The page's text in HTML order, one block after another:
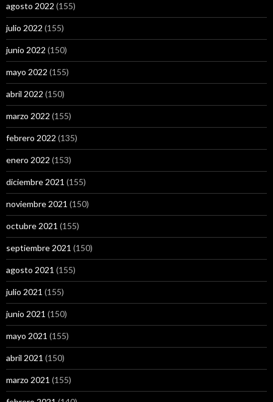
agosto 2022 (155)
julio 2022 (155)
junio 2022 (150)
mayo 2022 (155)
abril 2022 (150)
marzo 2022 (155)
febrero 2022 (135)
enero 2022 (153)
diciembre 2021 (155)
noviembre 2021 (150)
octubre 2021 (155)
septiembre 2021 (150)
agosto 2021 (155)
julio 2021 (155)
junio 2021 (150)
mayo 2021 (155)
abril 2021 (150)
marzo 2021 (155)